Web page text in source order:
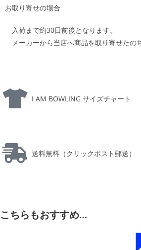
お取り寄せの場合
入荷まで約30日前後となります。
メーカーから当店へ商品を取り寄せたの
I AM BOWLING サイズチャート
送料無料（クリックポスト郵送）
こちらもおすすめ…